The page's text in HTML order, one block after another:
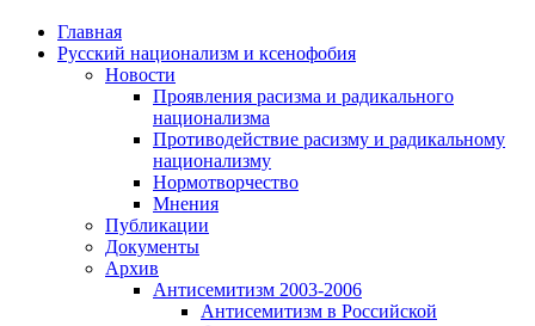
Главная
Русский национализм и ксенофобия
Новости
Проявления расизма и радикального
национализма
Противодействие расизму и радикальному
национализму
Нормотворчество
Мнения
Публикации
Документы
Архив
Антисемитизм 2003-2006
Антисемитизм в Российской